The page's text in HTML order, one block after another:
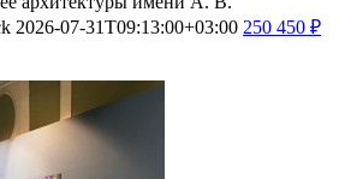
2026-07-31T09:13:00+03:00 250 450 ₽